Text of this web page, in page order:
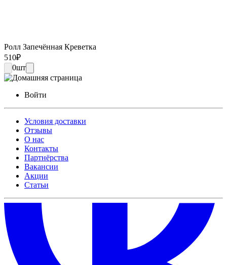
Ролл Запечённая Креветка
510₽
0шт
Войти
Условия доставки
Отзывы
О нас
Контакты
Партнёрства
Вакансии
Акции
Статьи